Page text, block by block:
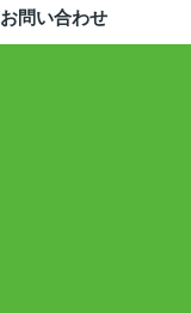
お問い合わせ